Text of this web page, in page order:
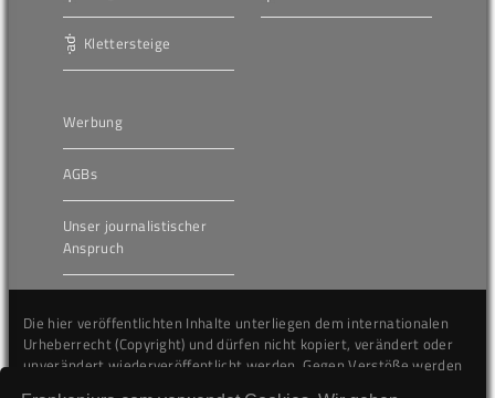
Klettersteige
Werbung
AGBs
Unser journalistischer
Anspruch
Die hier veröffentlichten Inhalte unterliegen dem internationalen
Urheberrecht (Copyright) und dürfen nicht kopiert, verändert oder
unverändert wiederveröffentlicht werden. Gegen Verstöße werden